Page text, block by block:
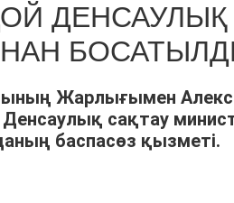
ДЕНСАУЛЫҚ
Жарлығымен
сақтау
баспасөз қызметі.